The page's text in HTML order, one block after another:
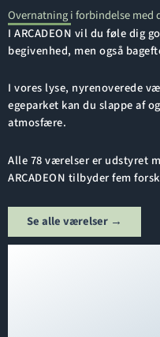
Overnatning i forbindelse med
I ARCADEON vil du føle dig
begivenhed, men også
I vores lyse, nyrenoverede
egeparket kan du slappe af
atmosfære.
Alle 78 værelser er udstyret
ARCADEON tilbyder fem
Se alle værelser →